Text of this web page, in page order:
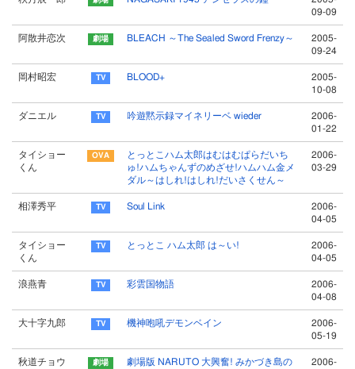
09-09
阿散井恋次 BLEACH ～The Sealed Sword Frenzy～
2005-
09-24
岡村昭宏 BLOOD+
2005-
10-08
ダニエル 吟遊黙示録マイネリーベ wieder
2006-
01-22
タイショー
くん
とっとこハム太郎はむはむぱらだいち
ゅ!ハムちゃんずのめざせ!ハムハム金メ
ダル～はしれ!はしれ!だいさくせん～
2006-
03-29
相澤秀平 Soul Link
2006-
04-05
タイショー
くん
とっとこ ハム太郎 は～い!
2006-
04-05
浪燕青 彩雲国物語
2006-
04-08
大十字九郎 機神咆吼デモンベイン
2006-
05-19
秋道チョウ
劇場版 NARUTO 大興奮! みかづき島の
2006-